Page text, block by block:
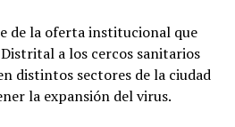
de la oferta institucional que
a los cercos sanitarios
distintos sectores de la ciudad
la expansión del virus.